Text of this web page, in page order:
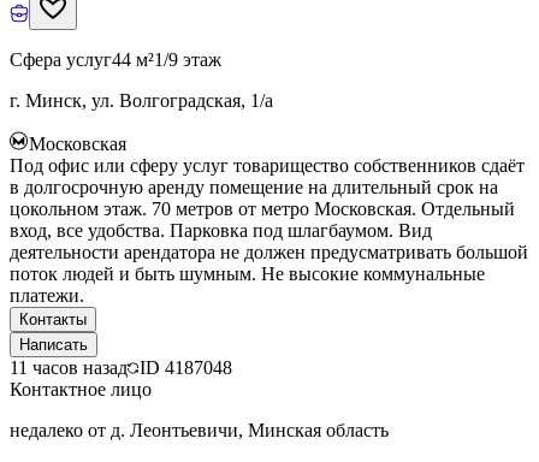
Сфера услуг44 м²1/9 этаж
г. Минск, ул. Волгоградская, 1/а
Московская
Под офис или сферу услуг товарищество собственников сдаёт
в долгосрочную аренду помещение на длительный срок на
цокольном этаж. 70 метров от метро Московская. Отдельный
вход, все удобства. Парковка под шлагбаумом. Вид
деятельности арендатора не должен предусматривать большой
поток людей и быть шумным. Не высокие коммунальные
платежи.
Контакты
Написать
11 часов назад ID 4187048
Контактное лицо
недалеко от д. Леонтьевичи, Минская область